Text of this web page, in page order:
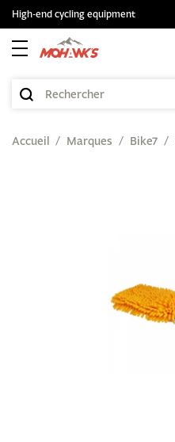
High-end cycling equipment
Accueil Marques Bike7